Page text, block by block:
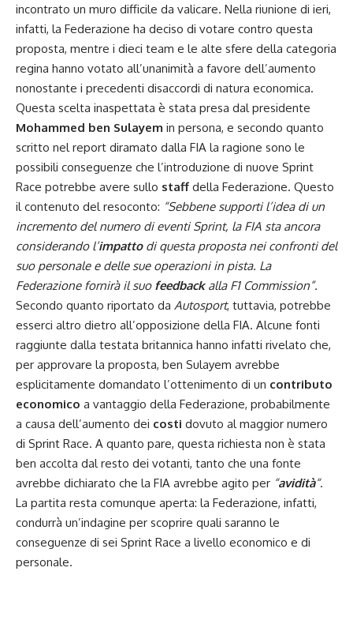
incontrato un muro difficile da valicare. Nella riunione di ieri,
infatti, la Federazione ha deciso di votare contro questa
proposta, mentre i dieci team e le alte sfere della categoria
regina hanno votato all’unanimità a favore dell’aumento
nonostante i precedenti disaccordi di natura economica.
Questa scelta inaspettata è stata presa dal presidente
Mohammed ben Sulayem in persona, e secondo quanto
scritto nel report diramato dalla FIA la ragione sono le
possibili conseguenze che l’introduzione di nuove Sprint
Race potrebbe avere sullo staff della Federazione. Questo
il contenuto del resoconto: “Sebbene supporti l’idea di un
incremento del numero di eventi Sprint, la FIA sta ancora
considerando l’impattodi questa proposta nei confronti del
suo personale e delle sue operazioni in pista. La
Federazione fornirà il suo feedback alla F1 Commission”.
Secondo quanto riportato da Autosport, tuttavia, potrebbe
esserci altro dietro all’opposizione della FIA. Alcune fonti
raggiunte dalla testata britannica hanno infatti rivelato che,
per approvare la proposta, ben Sulayem avrebbe
esplicitamente domandato l’ottenimento di un contributo
economico a vantaggio della Federazione, probabilmente
a causa dell’aumento dei costi dovuto al maggior numero
di Sprint Race. A quanto pare, questa richiesta non è stata
ben accolta dal resto dei votanti, tanto che una fonte
avrebbe dichiarato che la FIA avrebbe agito per “avidità“.
La partita resta comunque aperta: la Federazione, infatti,
condurrà un’indagine per scoprire quali saranno le
conseguenze di sei Sprint Race a livello economico e di
personale.